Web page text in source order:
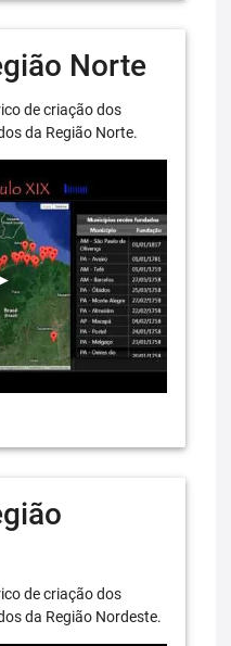
Norte
de criação dos
da Região Norte.
de criação dos
da Região Nordeste.